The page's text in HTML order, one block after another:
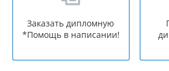
Заказать дипломную
*Помощь в написании!